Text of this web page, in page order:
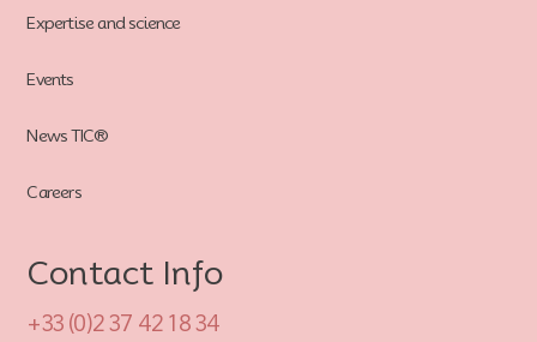
Expertise and science
Events
News TIC®
Careers
Contact Info
+33 (0)2 37 42 18 34